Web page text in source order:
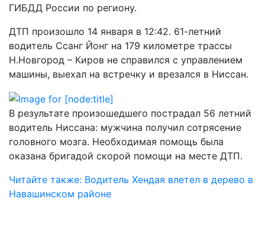
ГИБДД России по региону.
ДТП произошло 14 января в 12:42. 61-летний
водитель Ссанг Йонг на 179 километре трассы
Н.Новгород – Киров не справился с управлением
машины, выехал на встречку и врезался в Ниссан.
В результате произошедшего пострадал 56 летний
водитель Ниссана: мужчина получил сотрясение
головного мозга. Необходимая помощь была
оказана бригадой скорой помощи на месте ДТП.
Читайте также: Водитель Хендая влетел в дерево в
Навашинском районе